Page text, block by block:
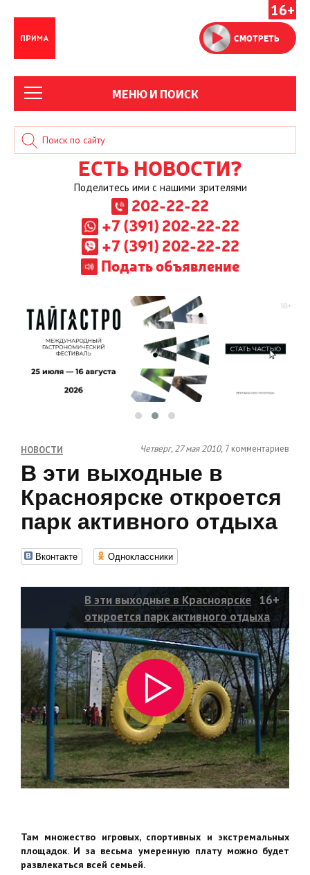
16+
СМОТРЕТЬ
МЕНЮ И ПОИСК
ЕСТЬ НОВОСТИ?
Поделитесь ими с нашими зрителями
202-22-22
+7 (391) 202-22-22
+7 (391) 202-22-22
Подать объявление
НОВОСТИ Четверг, 27 мая 2010, 7 комментариев
В эти выходные в
Красноярске откроется
парк активного отдыха
Вконтакте Одноклассники
В эти выходные в Красноярске
откроется парк активного отдыха
16+
Там множество игровых, спортивных и экстремальных
площадок. И за весьма умеренную плату можно будет
развлекаться всей семьей.